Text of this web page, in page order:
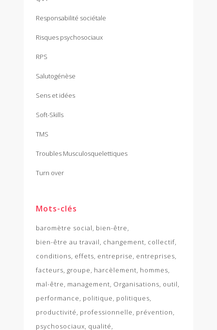
Responsabilité sociétale
Risques psychosociaux
RPS
Salutogénèse
Sens et idées
Soft-Skills
TMS
Troubles Musculosquelettiques
Turn over
Mots-clés
baromètre social bien-être
bien-être au travail changement collectif
conditions effets entreprise entreprises
facteurs groupe harcèlement hommes
mal-être management Organisations outil
performance politique politiques
productivité professionnelle prévention
psychosociaux qualité